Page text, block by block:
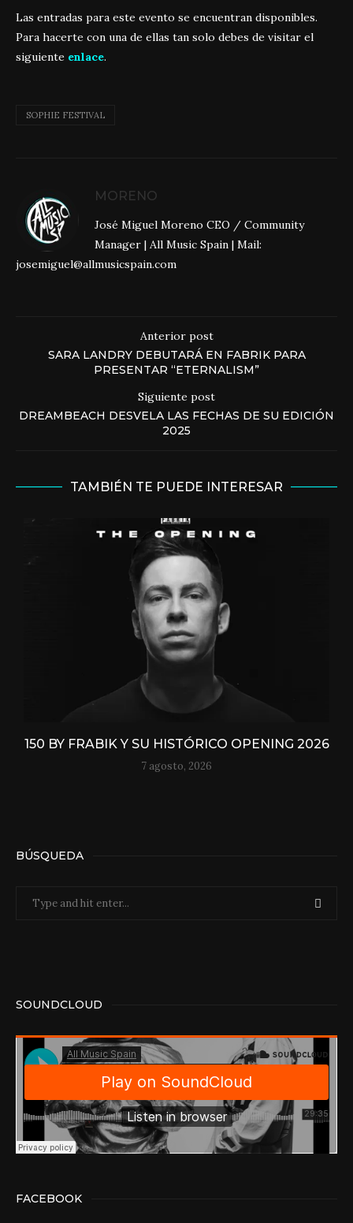
Las entradas para este evento se encuentran disponibles.
Para hacerte con una de ellas tan solo debes de visitar el
siguiente enlace.
SOPHIE FESTIVAL
MORENO
José Miguel Moreno CEO / Community
Manager | All Music Spain | Mail:
josemiguel@allmusicspain.com
Anterior post
SARA LANDRY DEBUTARÁ EN FABRIK PARA
PRESENTAR “ETERNALISM”
Siguiente post
DREAMBEACH DESVELA LAS FECHAS DE SU EDICIÓN
2025
TAMBIÉN TE PUEDE INTERESAR
150 BY FRABIK Y SU HISTÓRICO OPENING 2026
7 agosto, 2026
BÚSQUEDA
SOUNDCLOUD
FACEBOOK